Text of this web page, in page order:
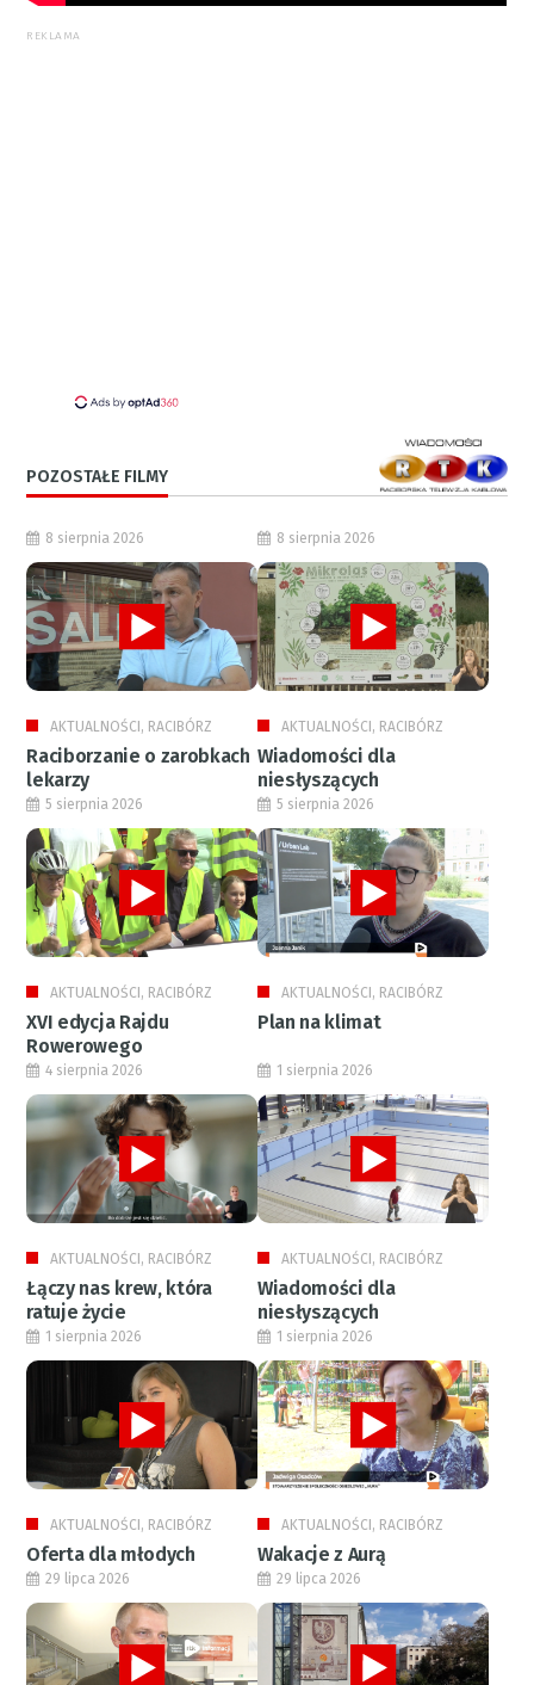
REKLAMA
POZOSTAŁE FILMY
8 sierpnia 2026
AKTUALNOŚCI, RACIBÓRZ
Raciborzanie o zarobkach
lekarzy
8 sierpnia 2026
AKTUALNOŚCI, RACIBÓRZ
Wiadomości dla
niesłyszących
5 sierpnia 2026
AKTUALNOŚCI, RACIBÓRZ
XVI edycja Rajdu
Rowerowego
5 sierpnia 2026
AKTUALNOŚCI, RACIBÓRZ
Plan na klimat
4 sierpnia 2026
AKTUALNOŚCI, RACIBÓRZ
Łączy nas krew, która
ratuje życie
1 sierpnia 2026
AKTUALNOŚCI, RACIBÓRZ
Wiadomości dla
niesłyszących
1 sierpnia 2026
AKTUALNOŚCI, RACIBÓRZ
Oferta dla młodych
1 sierpnia 2026
AKTUALNOŚCI, RACIBÓRZ
Wakacje z Aurą
29 lipca 2026 29 lipca 2026